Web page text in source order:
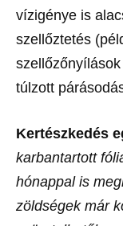
vízigénye is
szellőztetés
túlzott
Kertészkedés
karbantartott
hónappal is
zöldségek már